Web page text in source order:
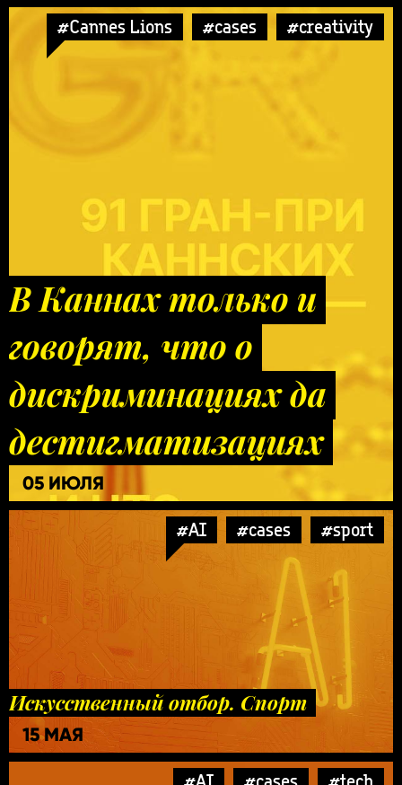
#Cannes Lions #cases #creativity
В Каннах только и
говорят, что о
дискриминациях да
дестигматизациях
05 ИЮЛЯ
#AI #cases #sport
Искусственный отбор. Спорт
15 МАЯ